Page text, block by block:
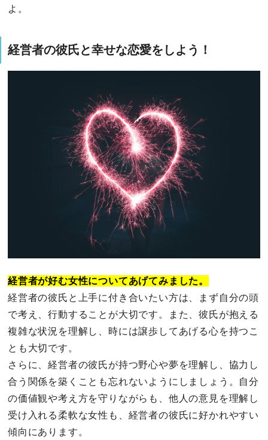
よ。
経営者の彼氏と幸せな恋愛をしよう！
経営者が好む女性についてあげてみました。
経営者の彼氏と上手に付き合いたい方は、まず自分の頭
で考え、行動することが大切です。また、彼氏が抱える
複雑な状況を理解し、時には譲歩してあげる心を持つこ
とも大切です。
さらに、経営者の彼氏が持つ野心や夢を理解し、協力し
合う関係を築くことも忘れないようにしましょう。自分
の価値観や考え方を守りながらも、他人の意見を理解し
受け入れる柔軟な女性も、経営者の彼氏に好かれやすい
傾向にあります。